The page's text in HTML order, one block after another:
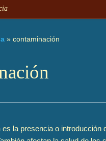
» contaminación
es la presencia o introducción